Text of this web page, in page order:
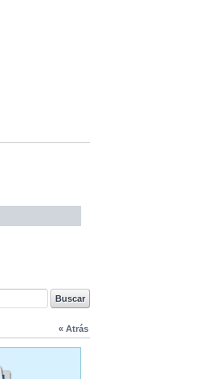
« Atrás